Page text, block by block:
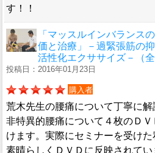
す！！
「マッスルインバランス
価と治療」－過緊張筋の
活性化エクササイズ－（全
投稿日：2016年01月23日
購入者
荒木先生の腰痛について丁寧に解
非特異的腰痛について４枚のＤ
けます。実際にセミナーを受け
素晴らしくＤＶＤに反映されて